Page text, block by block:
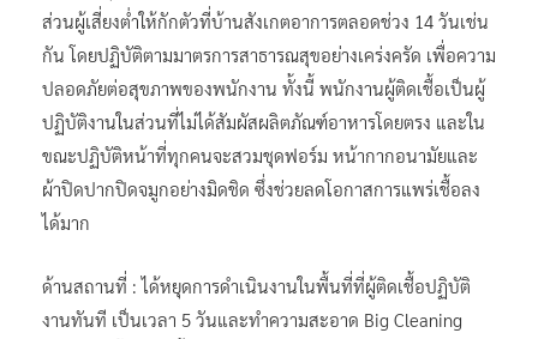
ส่วนผู้เสี่ยงต่ำให้กักตัวที่บ้านสังเกตอาการตลอดช่วง 14 วันเช่น
กัน โดยปฏิบัติตามมาตรการสาธารณสุขอย่างเคร่งครัด เพื่อความ
ปลอดภัยต่อสุขภาพของพนักงาน ทั้งนี้ พนักงานผู้ติดเชื้อเป็นผู้
ปฏิบัติงานในส่วนที่ไม่ได้สัมผัสผลิตภัณฑ์อาหารโดยตรง และใน
ขณะปฏิบัติหน้าที่ทุกคนจะสวมชุดฟอร์ม หน้ากากอนามัยและ
ผ้าปิดปากปิดจมูกอย่างมิดชิด ซึ่งช่วยลดโอกาสการแพร่เชื้อลง
ได้มาก
ด้านสถานที่ : ได้หยุดการดำเนินงานในพื้นที่ที่ผู้ติดเชื้อปฏิบัติ
งานทันที เป็นเวลา 5 วันและทําความสะอาด Big Cleaning